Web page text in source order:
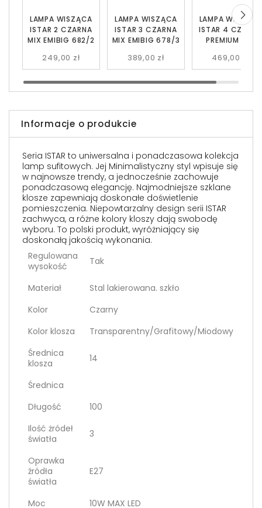
LAMPA WISZĄCA
ISTAR 2 CZARNA
MIX EMIBIG 682/2
249,00 zł
LAMPA WISZĄCA
ISTAR 3 CZARNA
MIX EMIBIG 678/3
389,00 zł
LAMPA WISZĄCA
ISTAR 4 CZARNA
PREMIUM MIX
469,00 zł
Informacje o produkcie
Seria ISTAR to uniwersalna i ponadczasowa kolekcja
lamp sufitowych. Jej Minimalistyczny styl wpisuje się
w najnowsze trendy, a jednocześnie zachowuje
ponadczasową elegancję. Najmodniejsze szklane
klosze zapewniają doskonałe doświetlenie
pomieszczenia. Niepowtarzalny design serii ISTAR
zachwyca, a różne kolory kloszy dają swobodę
wyboru. To polski produkt, wyróżniający się
doskonałą jakością wykonania.
Regulowana
wysokość
Tak
Materiał
Stal lakierowana. szkło
Kolor
Czarny
Kolor klosza
Transparentny/Grafitowy/Miodowy
Średnica
klosza
14
Średnica
Długość
100
Ilość żródeł
światła
3
Oprawka
źródła
światła
E27
Moc
10W MAX LED